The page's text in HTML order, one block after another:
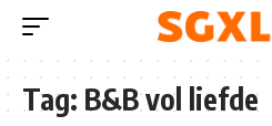
Tag: B&B vol liefde